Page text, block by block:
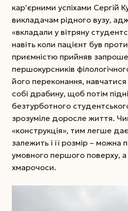
кар’єрними успіхами Сергій
викладачам рідного вузу,
«вкладали у вітряну
навіть коли пацієнт був
приємністю прийняв
першокурсників
його переконання,
собі драбину, щоб потім
безтурботного
зрозуміле доросле життя.
«конструкція», тим легше
залежить і її розмір – можна
умовного першого поверху,
хмарочоси.